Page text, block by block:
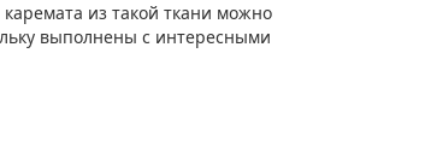
из такой ткани можно
выполнены с интересными